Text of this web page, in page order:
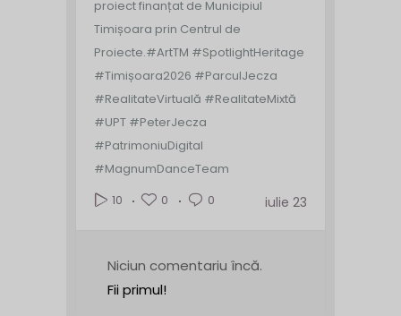
proiect finanțat de Municipiul
Timișoara prin Centrul de
Proiecte.#ArtTM #SpotlightHeritage
#Timișoara2026 #ParculJecza
#RealitateVirtuală #RealitateMixtă
#UPT #PeterJecza
#PatrimoniuDigital
#MagnumDanceTeam
10
0 0 iulie 23
Niciun comentariu încă.
Fii primul!